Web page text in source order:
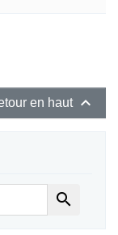
en haut 
